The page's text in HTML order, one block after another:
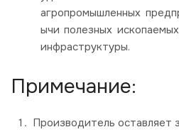
агропромышленных
ычи полезных
инфраструктуры.
Примечание:
Производитель оставляет